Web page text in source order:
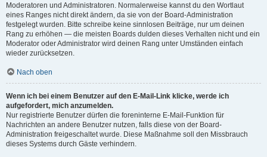
Moderatoren und Administratoren. Normalerweise kannst du den Wortlaut
eines Ranges nicht direkt ändern, da sie von der Board-Administration
festgelegt wurden. Bitte schreibe keine sinnlosen Beiträge, nur um deinen
Rang zu erhöhen — die meisten Boards dulden dieses Verhalten nicht und ein
Moderator oder Administrator wird deinen Rang unter Umständen einfach
wieder zurücksetzen.
Nach oben
Wenn ich bei einem Benutzer auf den E-Mail-Link klicke, werde ich
aufgefordert, mich anzumelden.
Nur registrierte Benutzer dürfen die foreninterne E-Mail-Funktion für
Nachrichten an andere Benutzer nutzen, falls diese von der Board-
Administration freigeschaltet wurde. Diese Maßnahme soll den Missbrauch
dieses Systems durch Gäste verhindern.